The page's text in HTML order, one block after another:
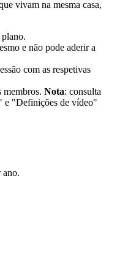
vivam na mesma casa,
plano.
e não pode aderir a
com as respetivas
membros. Nota: consulta
e "Definições de vídeo"
ano.